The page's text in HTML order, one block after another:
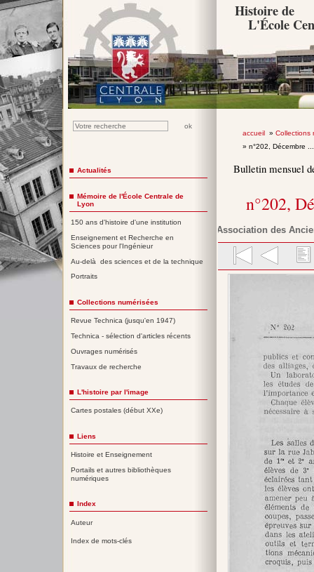
Histoire de
L'École
accueil» Collections
» n°202, Décembre
Bulletin mensuel
n°202,
Association des
Actualités
Mémoire de l'École Centrale de
Lyon
150 ans d'histoire d'une institution
Enseignement et Recherche en
Sciences pour l'Ingénieur
Au-delà des sciences et de la technique
Portraits
Collections numérisées
Revue Technica (jusqu'en 1947)
Technica - sélection d'articles récents
Ouvrages numérisés
Travaux de recherche
L'histoire par l'image
Cartes postales (début XXe)
Liens
Histoire et Enseignement
Portails et autres bibliothèques
numériques
Index
Auteur
Index de mots-clés